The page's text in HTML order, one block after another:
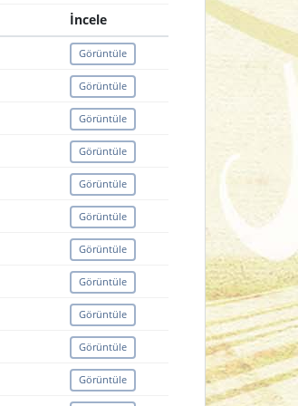
İncele
Görüntüle
Görüntüle
Görüntüle
Görüntüle
Görüntüle
Görüntüle
Görüntüle
Görüntüle
Görüntüle
Görüntüle
Görüntüle